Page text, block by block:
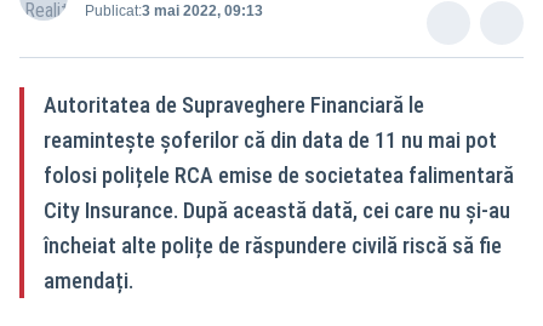
Publicat:3 mai 2022, 09:13
Autoritatea de Supraveghere Financiară le
reamintește șoferilor că din data de 11 nu mai pot
folosi polițele RCA emise de societatea falimentară
City Insurance. După această dată, cei care nu și-au
încheiat alte polițe de răspundere civilă riscă să fie
amendați.